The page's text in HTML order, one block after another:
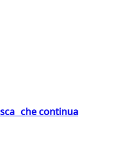
che continua